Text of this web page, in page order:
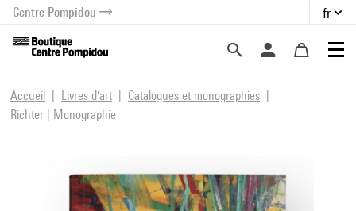
menu
contenu
Centre Pompidou fr
Accueil Livres d'art
Catalogues et monographies
Richter | Monographie